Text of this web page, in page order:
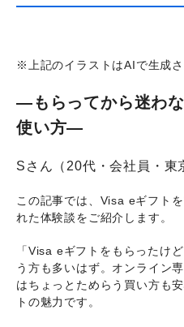
※上記のイラストはAIで生成さ
—もらってから迷わ
使い方—
Sさん（20代・会社員・東
この記事では、Visa eギフト
れた体験談をご紹介します。
「Visa eギフトをもらったけ
う方も多いはず。オンライン
はちょっとためらう買い方も
トの魅力です。